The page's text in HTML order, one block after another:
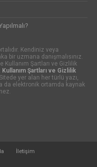
Kendiniz veya
bir uzmana danışmalısınız.
Kullanım Şartları ve Gizlilik
Kullanım Şartları ve Gizlilik
yer alan her türlü yazı,
da elektronik ortamda kaynak
İletişim